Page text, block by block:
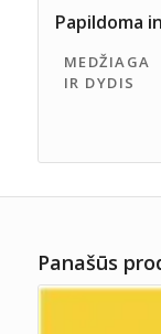
Papildoma
MEDŽIAGA
IR DYDIS
Panašūs